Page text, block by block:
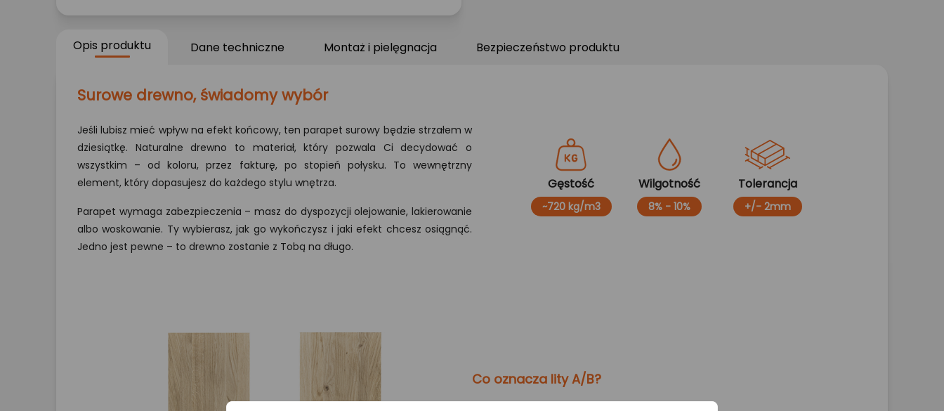
Opis produktu Dane techniczne Montaż i pielęgnacja Bezpieczeństwo produktu
Surowe drewno, świadomy wybór
Jeśli lubisz mieć wpływ na efekt końcowy, ten parapet surowy będzie strzałem w
dziesiątkę. Naturalne drewno to materiał, który pozwala Ci decydować o
wszystkim – od koloru, przez fakturę, po stopień połysku. To wewnętrzny
element, który dopasujesz do każdego stylu wnętrza.
Parapet wymaga zabezpieczenia – masz do dyspozycji olejowanie, lakierowanie
albo woskowanie. Ty wybierasz, jak go wykończysz i jaki efekt chcesz osiągnąć.
Jedno jest pewne – to drewno zostanie z Tobą na długo.
Gęstość
~720 kg/m3
Wilgotność
8% - 10%
Tolerancja
+/- 2mm
Co oznacza lity A/B?